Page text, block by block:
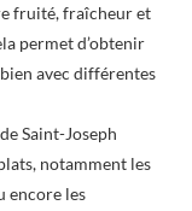
fruité, fraîcheur et
permet d’obtenir
avec différentes
Saint-Joseph
notamment les
encore les